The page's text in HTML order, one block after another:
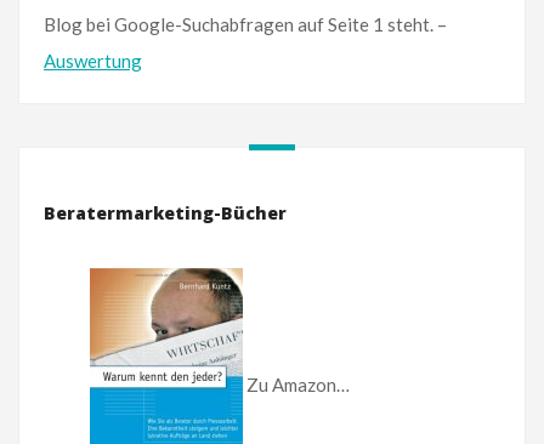
Blog bei Google-Suchabfragen auf Seite 1 steht. –
Auswertung
Beratermarketing-Bücher
Zu Amazon…